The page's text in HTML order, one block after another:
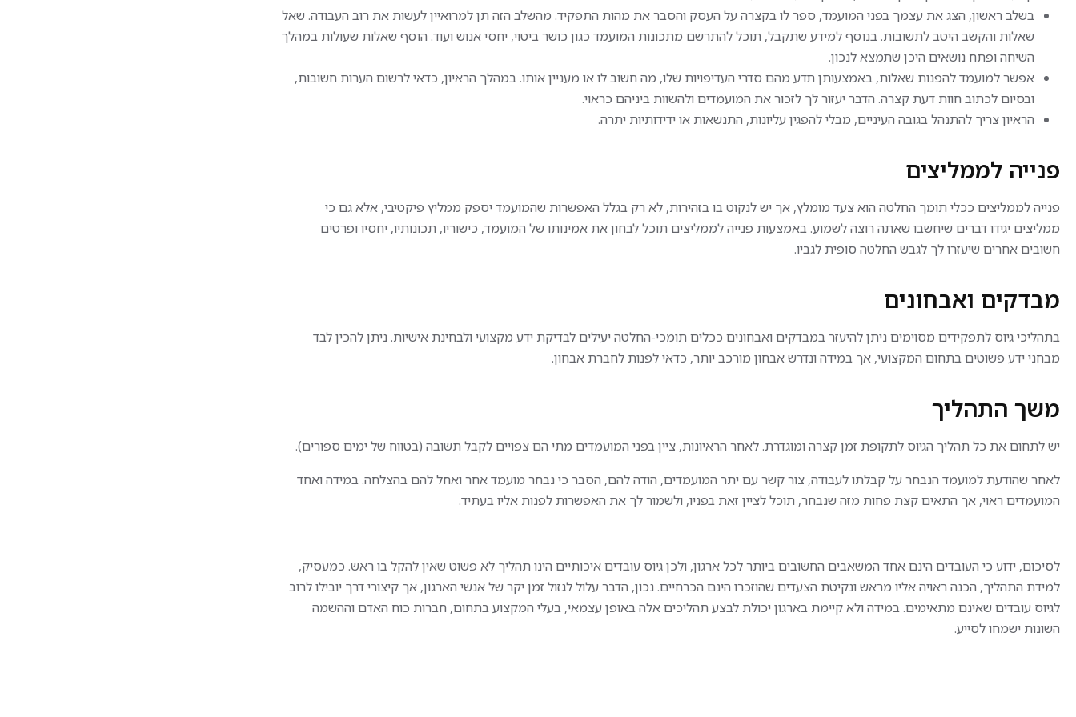
בשלב ראשון, הצג את עצמך בפני המועמד, ספר לו בקצרה על העסק והסבר את מהות התפקיד. מהשלב הזה תן למרואיין לעשות את רוב העבודה. שאל
שאלות והקשב היטב לתשובות. בנוסף למידע שתקבל, תוכל להתרשם מתכונות המועמד כגון כושר ביטוי, יחסי אנוש ועוד. הוסף שאלות שעולות במהלך
השיחה ופתח נושאים היכן שתמצא לנכון.
אפשר למועמד להפנות שאלות, באמצעותן תדע מהם סדרי העדיפויות שלו, מה חשוב לו או מעניין אותו. במהלך הראיון, כדאי לרשום הערות חשובות,
ובסיום לכתוב חוות דעת קצרה. הדבר יעזור לך לזכור את המועמדים ולהשוות ביניהם כראוי.
הראיון צריך להתנהל בגובה העיניים, מבלי להפגין עליונות, התנשאות או ידידותיות יתרה.
פנייה לממליצים
פנייה לממליצים ככלי תומך החלטה הוא צעד מומלץ, אך יש לנקוט בו בזהירות, לא רק בגלל האפשרות שהמועמד יספק ממליץ פיקטיבי, אלא גם כי
ממליצים יגידו דברים שיחשבו שאתה רוצה לשמוע. באמצעות פנייה לממליצים תוכל לבחון את אמינותו של המועמד, כישוריו, תכונותיו, יחסיו ופרטים
חשובים אחרים שיעזרו לך לגבש החלטה סופית לגביו.
מבדקים ואבחונים
בתהליכי גיוס לתפקידים מסוימים ניתן להיעזר במבדקים ואבחונים ככלים תומכי-החלטה יעילים לבדיקת ידע מקצועי ולבחינת אישיות. ניתן להכין לבד
מבחני ידע פשוטים בתחום המקצועי, אך במידה ונדרש אבחון מורכב יותר, כדאי לפנות לחברת אבחון.
משך התהליך
יש לתחום את כל תהליך הגיוס לתקופת זמן קצרה ומוגדרת. לאחר הראיונות, ציין בפני המועמדים מתי הם צפויים לקבל תשובה (בטווח של ימים ספורים).
לאחר שהודעת למועמד הנבחר על קבלתו לעבודה, צור קשר עם יתר המועמדים, הודה להם, הסבר כי נבחר מועמד אחר ואחל להם בהצלחה. במידה ואחד
המועמדים ראוי, אך התאים קצת פחות מזה שנבחר, תוכל לציין זאת בפניו, ולשמור לך את האפשרות לפנות אליו בעתיד.
לסיכום, ידוע כי העובדים הינם אחד המשאבים החשובים ביותר לכל ארגון, ולכן גיוס עובדים איכותיים הינו תהליך לא פשוט שאין להקל בו ראש. כמעסיק,
למידת התהליך, הכנה ראויה אליו מראש ונקיטת הצעדים שהוזכרו הינם הכרחיים. נכון, הדבר עלול לגזול זמן יקר של אנשי הארגון, אך קיצורי דרך יובילו לרוב
לגיוס עובדים שאינם מתאימים. במידה ולא קיימת בארגון יכולת לבצע תהליכים אלה באופן עצמאי, בעלי המקצוע בתחום, חברות כוח האדם וההשמה
השונות ישמחו לסייע.